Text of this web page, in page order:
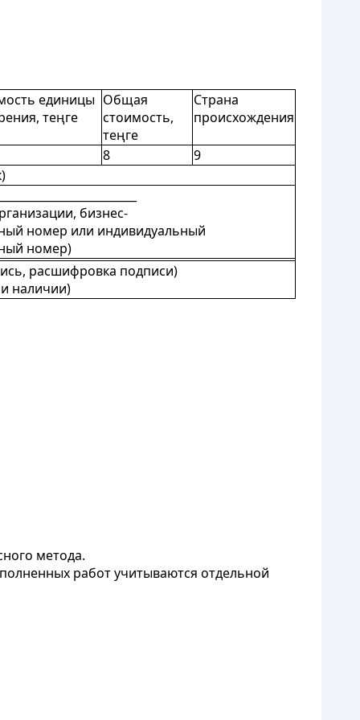
единицы
теңге
Общая
стоимость,
теңге
Страна
происхождения
8
9
бизнес-
номер или индивидуальный
номер)
расшифровка подписи)
наличии)
метода.
работ учитываются отдельной